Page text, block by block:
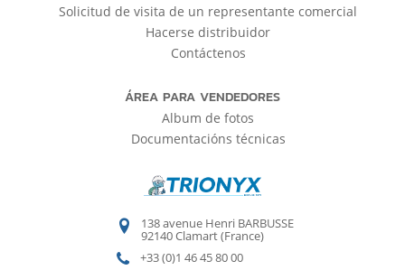
Solicitud de visita de un representante comercial
Hacerse distribuidor
Contáctenos
ÁREA PARA VENDEDORES
Album de fotos
Documentacións técnicas
138 avenue Henri BARBUSSE
92140 Clamart (France)
+33 (0)1 46 45 80 00